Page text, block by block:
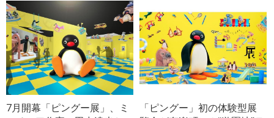
7月開幕「ピングー展」、ミ
「ピングー」初の体験型展